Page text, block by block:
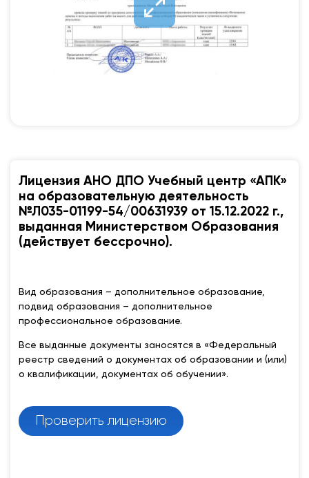
Лицензия АНО ДПО Учебный центр «АПК»
на образовательную деятельность
№Л035-01199-54/00631939 от 15.12.2022 г.,
выданная Министерством Образования
(действует бессрочно).
Вид образования – дополнительное образование,
подвид образования – дополнительное
профессиональное образование.
Все выданные документы заносятся в «Федеральный
реестр сведений о документах об образовании и (или)
о квалификации, документах об обучении».
Проверить лицензию